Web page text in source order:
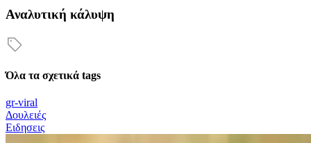
Αναλυτική κάλυψη
Όλα τα σχετικά tags
gr-viral
Δουλειές
Ειδησεις